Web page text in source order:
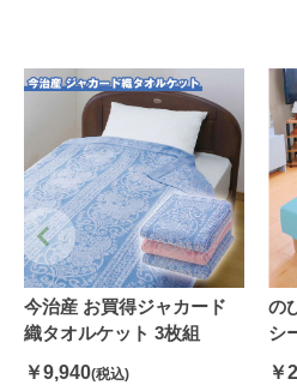
今治産 お買得ジャカード
織タオルケット 3枚組
￥9,940(税込)
の
シ
￥